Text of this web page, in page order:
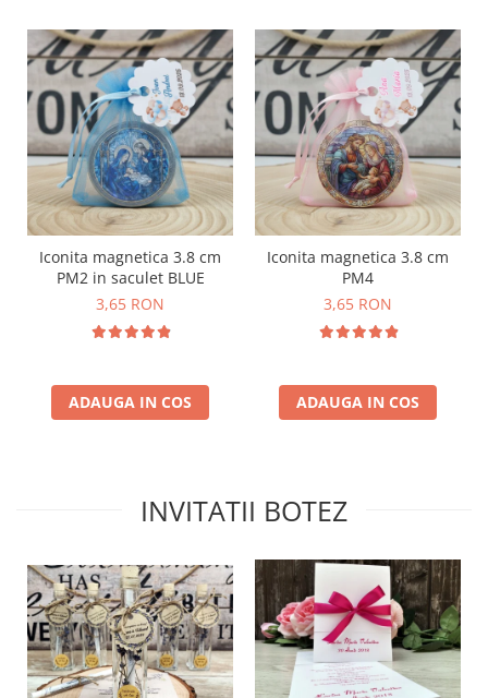
Iconita magnetica 3.8 cm
PM2 in saculet BLUE
3,65 RON
ADAUGA IN COS
Iconita magnetica 3.8 cm
PM4
3,65 RON
ADAUGA IN COS
INVITATII BOTEZ